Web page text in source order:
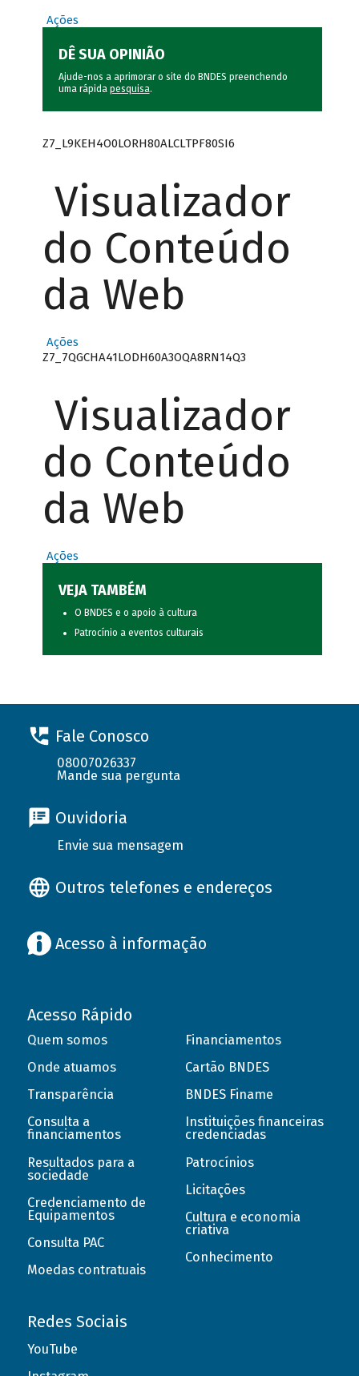
Ações
DÊ SUA OPINIÃO
Ajude-nos a aprimorar o site do BNDES preenchendo
uma rápida pesquisa.
Z7_L9KEH4O0LORH80ALCLTPF80SI6
Visualizador
do Conteúdo
da Web
Ações
Z7_7QGCHA41LODH60A3OQA8RN14Q3
Visualizador
do Conteúdo
da Web
Ações
VEJA TAMBÉM
O BNDES e o apoio à cultura
Patrocínio a eventos culturais
Fale Conosco
08007026337
Mande sua pergunta
Ouvidoria
Envie sua mensagem
Outros telefones e endereços
Acesso à informação
Acesso Rápido
Quem somos
Onde atuamos
Transparência
Consulta a
financiamentos
Resultados para a
sociedade
Credenciamento de
Equipamentos
Consulta PAC
Moedas contratuais
Financiamentos
Cartão BNDES
BNDES Finame
Instituições financeiras
credenciadas
Patrocínios
Licitações
Cultura e economia
criativa
Conhecimento
Redes Sociais
YouTube